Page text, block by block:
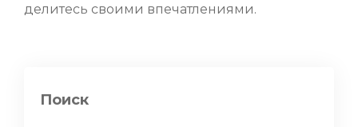
делитесь своими впечатлениями.
Поиск